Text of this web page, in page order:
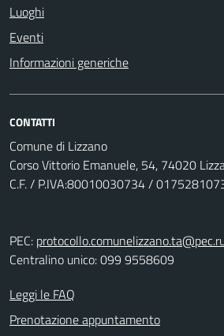
Luoghi
Eventi
Informazioni generiche
CONTATTI
Comune di Lizzano
Corso Vittorio Emanuele, 54, 74020
C.F. / P.IVA:80010030734 /
PEC:
Centralino unico: 099 9558609
Leggi le FAQ
Prenotazione appuntamento